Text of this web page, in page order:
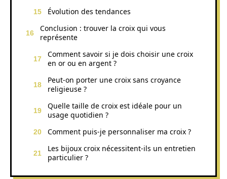
Évolution des tendances
Conclusion : trouver la croix qui vous
représente
Comment savoir si je dois choisir une croix
en or ou en argent ?
Peut-on porter une croix sans croyance
religieuse ?
Quelle taille de croix est idéale pour un
usage quotidien ?
Comment puis-je personnaliser ma croix ?
Les bijoux croix nécessitent-ils un entretien
particulier ?